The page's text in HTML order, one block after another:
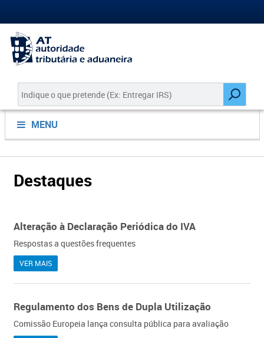
MENU
Destaques
Alteração à Declaração Periódica do IVA
Respostas a questões frequentes
VER MAIS
Regulamento dos Bens de Dupla Utilização
Comissão Europeia lança consulta pública para avaliação